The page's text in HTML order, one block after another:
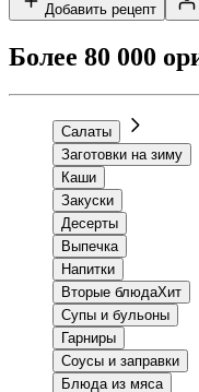
Добавить рецепт
Более 80 000
Салаты
Заготовки на зиму
Каши
Закуски
Десерты
Выпечка
Напитки
Вторые блюдаХит
Супы и бульоны
Гарниры
Соусы и заправки
Блюда из мяса